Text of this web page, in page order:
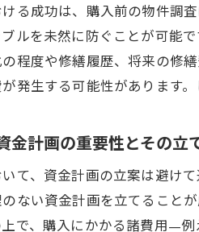
る成功は、購入前の物件調
ルを未然に防ぐことが可能
程度や修繕履歴、将来の修
発生する可能性があります
金計画の重要性とその立
て、資金計画の立案は避け
ない資金計画を立てること
で、購入にかかる諸費用—